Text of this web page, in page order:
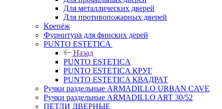
Для металлических дверей
Для противопожарных дверей
Крепёж
Фурнитура для финских дерей
PUNTO ESTETICA
Назад
PUNTO ESTETICA
PUNTO ESTETICA КРУГ
PUNTO ESTETICA КВАДРАТ
Ручки раздельные ARMADILLO URBAN CAVE
Ручки раздельные ARMADILLO ART 30/52
ПЕТЛИ ДВЕРНЫЕ